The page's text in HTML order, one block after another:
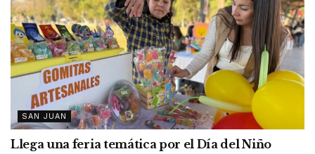
SAN JUAN
Llega una feria temática por el Día del Niño